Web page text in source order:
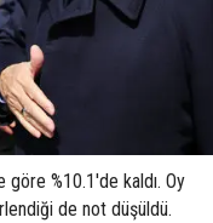
%10.1'de kaldı. Oy
de not düşüldü.